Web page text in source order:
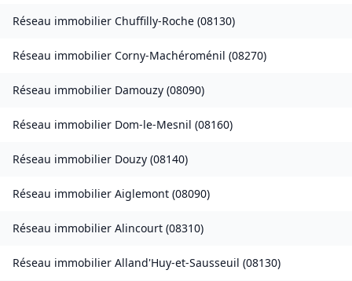
Réseau immobilier Chuffilly-Roche (08130)
Réseau immobilier Corny-Machéroménil (08270)
Réseau immobilier Damouzy (08090)
Réseau immobilier Dom-le-Mesnil (08160)
Réseau immobilier Douzy (08140)
Réseau immobilier Aiglemont (08090)
Réseau immobilier Alincourt (08310)
Réseau immobilier Alland'Huy-et-Sausseuil (08130)